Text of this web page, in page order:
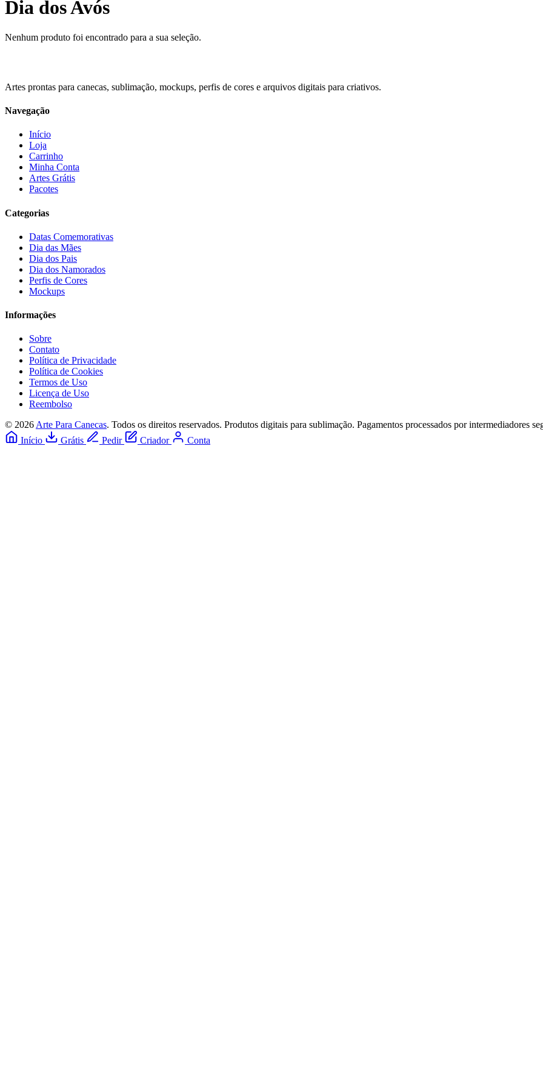
Dia dos Avós
Nenhum produto foi encontrado para a sua seleção.
Artes prontas para canecas, sublimação, mockups, perfis de cores e arquivos digitais para criativos.
Navegação
Início
Loja
Carrinho
Minha Conta
Artes Grátis
Pacotes
Categorias
Datas Comemorativas
Dia das Mães
Dia dos Pais
Dia dos Namorados
Perfis de Cores
Mockups
Informações
Sobre
Contato
Política de Privacidade
Política de Cookies
Termos de Uso
Licença de Uso
Reembolso
© 2026Arte Para Canecas. Todos os direitos reservados. Produtos digitais para sublimação. Pagamentos processados por intermediadores
Início
Grátis Pedir Criador Conta